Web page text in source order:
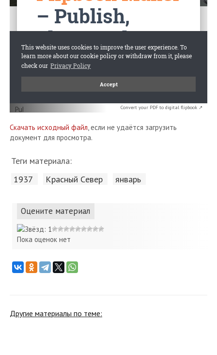
Convert your PDF to digital flipbook ↗
Скачать исходный файл, если не удаётся загрузить
документ для просмотра.
Теги материала:
1937 Красный Cевер январь
Оцените материал
Пока оценок нет
Другие материалы по теме: